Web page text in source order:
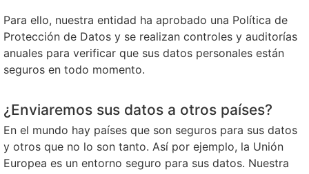
Para ello, nuestra entidad ha aprobado una Política de
Protección de Datos y se realizan controles y auditorías
anuales para verificar que sus datos personales están
seguros en todo momento.
¿Enviaremos sus datos a otros países?
En el mundo hay países que son seguros para sus datos
y otros que no lo son tanto. Así por ejemplo, la Unión
Europea es un entorno seguro para sus datos. Nuestra